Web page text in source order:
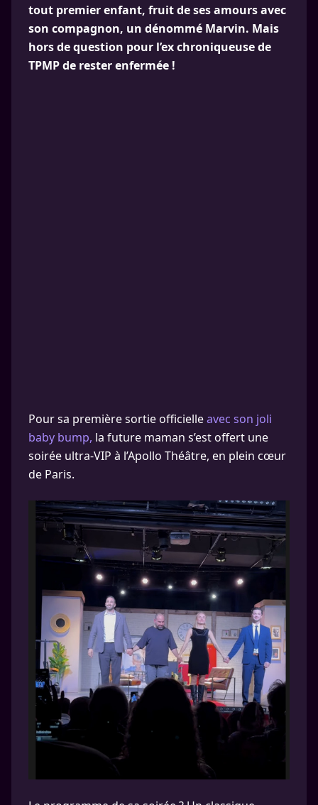
tout premier enfant, fruit de ses amours avec
son compagnon, un dénommé Marvin. Mais
hors de question pour l’ex chroniqueuse de
TPMP de rester enfermée !
Pour sa première sortie officielleavec son joli
baby bump, la future maman s’est offert une
soirée ultra-VIP à l’Apollo Théâtre, en plein cœur
de Paris.